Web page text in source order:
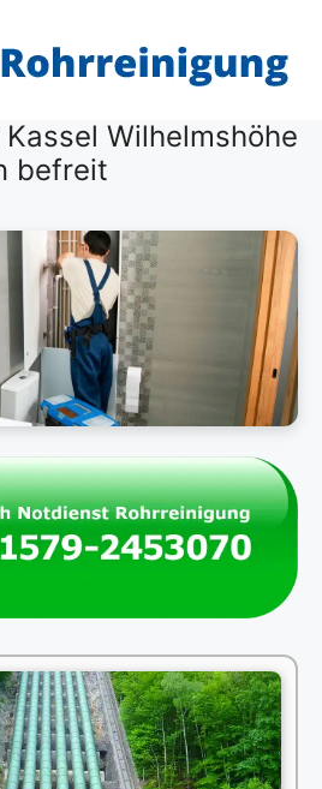
Wilhelmshöhe
befreit